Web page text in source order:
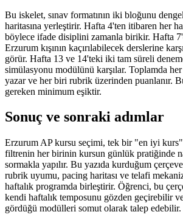
Bu iskelet, sınav formatının iki bloğunu
haritasına yerleştirir. Hafta 4'ten itibaren her
böylece ifade disiplini zamanla birikir. Hafta
Erzurum kışının kaçırılabilecek derslerine
görür. Hafta 13 ve 14'teki iki tam süreli
simülasyonu modülünü karşılar. Toplamda
yazar ve her biri rubrik üzerinden puanlanır.
gereken minimum eşiktir.
Sonuç ve sonraki adımlar
Erzurum AP kursu seçimi, tek bir "en iyi
filtrenin her birinin kursun günlük pratiğinde
sormakla yapılır. Bu yazıda kurduğum
rubrik uyumu, pacing haritası ve telafi
haftalık programda birleştirir. Öğrenci, bu
kendi haftalık temposunu gözden geçirebilir
gördüğü modülleri somut olarak talep edebilir.